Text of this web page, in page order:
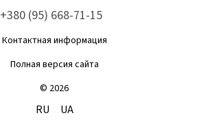
+380 (95) 668-71-15
Контактная информация
Полная версия сайта
© 2026
RU UA